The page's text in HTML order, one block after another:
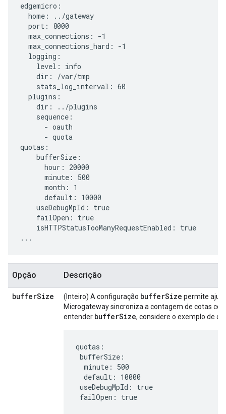
edgemicro:
  home: ../gateway
  port: 8000
  max_connections: -1
  max_connections_hard: -1
  logging:
    level: info
    dir: /var/tmp
    stats_log_interval: 60
  plugins:
    dir: ../plugins
    sequence:
      - oauth
      - quota
quotas:
    bufferSize:
      hour: 20000
      minute: 500
      month: 1
      default: 10000
    useDebugMpId: true
    failOpen: true
    isHTTPStatusTooManyRequestEnabled: true
...
Opção Descrição
bufferSize (Inteiro) A configuração bufferSize permite
Microgateway sincroniza a contagem de cotas
entender bufferSize, considere o exemplo de
quotas:
bufferSize:
  minute: 500
  default: 10000
useDebugMpId: true
failOpen: true